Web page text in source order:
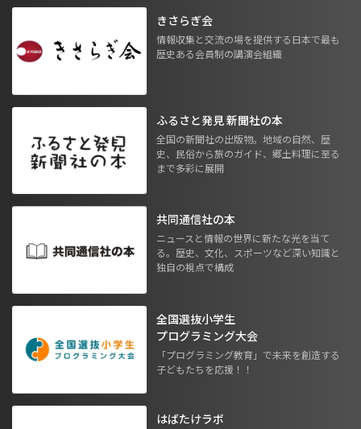
きさらぎ会
情報収集と交流の場を提供する日本で最も
歴史ある会員制の講演会組織
ふるさと発見 新聞社の本
全国の新聞社の出版物。地域の自然、歴
史、民俗から旅のガイド、郷土料理に至る
まで多彩に展開
共同通信社の本
ニュースと情報の世界に新たな光を当て
る。歴史、文化、スポーツなど深い知識と
独自の視点で構成
全国選抜小学生
プログラミング大会
「プログラミング教育」で未来を創造する
子どもたちを応援！！
はばたけラボ